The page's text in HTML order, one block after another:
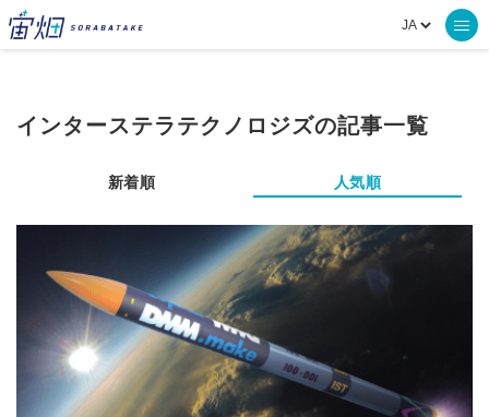
インターステラテクノロジズの記事一覧
新着順 人気順